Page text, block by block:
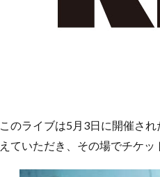
このライブは5月3日に開催され
えていただき、その場でチケッ